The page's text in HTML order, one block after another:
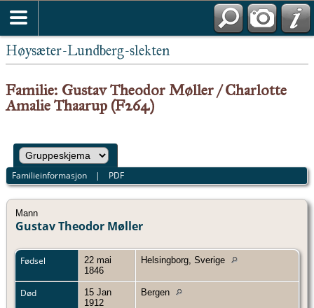
Høysæter-Lundberg-slekten
Familie: Gustav Theodor Møller / Charlotte
Amalie Thaarup (F264)
Familieinformasjon | PDF
Mann
Gustav Theodor Møller
Fødsel
22 mai
1846
Helsingborg, Sverige
Død
15 Jan
1912
Bergen